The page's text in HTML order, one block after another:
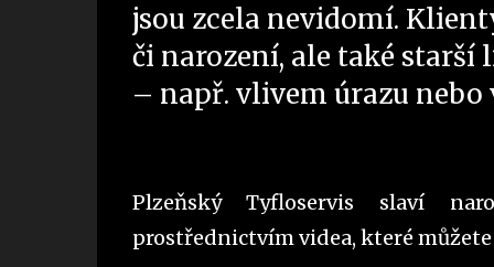
jsou zcela nevidomí.
či narození, ale také
– např. vlivem úrazu nebo
Plzeňský Tyfloservis slaví
prostřednictvím videa, které